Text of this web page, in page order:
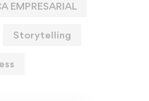
EMPRESARIAL
Storytelling